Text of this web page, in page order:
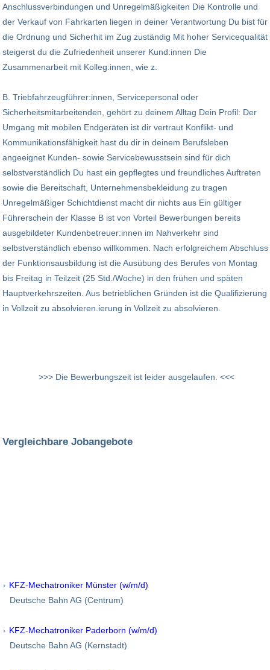
Anschlussverbindungen und Unregelmäßigkeiten Die Kontrolle und
der Verkauf von Fahrkarten liegen in deiner Verantwortung Du bist für
die Ordnung und Sicherhit im Zug zuständig Mit hoher Servicequalität
steigerst du die Zufriedenheit unserer Kund:innen Die
Zusammenarbeit mit Kolleg:innen, wie z.
B. Triebfahrzeugführer:innen, Servicepersonal oder
Sicherheitsmitarbeitenden, gehört zu deinem Alltag Dein Profil: Der
Umgang mit mobilen Endgeräten ist dir vertraut Konflikt- und
Kommunikationsfähigkeit hast du dir in deinem Berufsleben
angeeignet Kunden- sowie Servicebewusstsein sind für dich
selbstverständlich Du hast ein gepflegtes und freundliches Auftreten
sowie die Bereitschaft, Unternehmensbekleidung zu tragen
Unregelmäßiger Schichtdienst macht dir nichts aus Ein gültiger
Führerschein der Klasse B ist von Vorteil Bewerbungen bereits
ausgebildeter Kundenbetreuer:innen im Nahverkehr sind
selbstverständlich ebenso willkommen. Nach erfolgreichem Abschluss
der Funktionsausbildung ist die Ausübung des Berufes von Montag
bis Freitag in Teilzeit (25 Std./Woche) in den frühen und späten
Hauptverkehrszeiten. Aus betrieblichen Gründen ist die Qualifizierung
in Vollzeit zu absolvieren.ierung in Vollzeit zu absolvieren.
>>> Die Bewerbungszeit ist leider ausgelaufen. <<<
Vergleichbare Jobangebote
KFZ-Mechatroniker Münster (w/m/d)
Deutsche Bahn AG (Centrum)
KFZ-Mechatroniker Paderborn (w/m/d)
Deutsche Bahn AG (Kernstadt)